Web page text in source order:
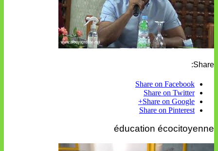
Share:
Share on Facebook
Share on Twitter
Share on Google+
Share on Pinterest
éducation écocitoyenne